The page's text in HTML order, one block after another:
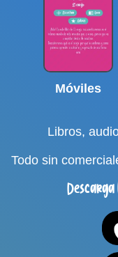
Móviles
Libros,
Todo sin